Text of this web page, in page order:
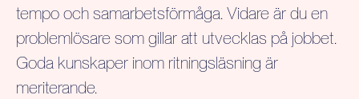
tempo och samarbetsförmåga. Vidare är du en
problemlösare som gillar att utvecklas på jobbet.
Goda kunskaper inom ritningsläsning är
meriterande.